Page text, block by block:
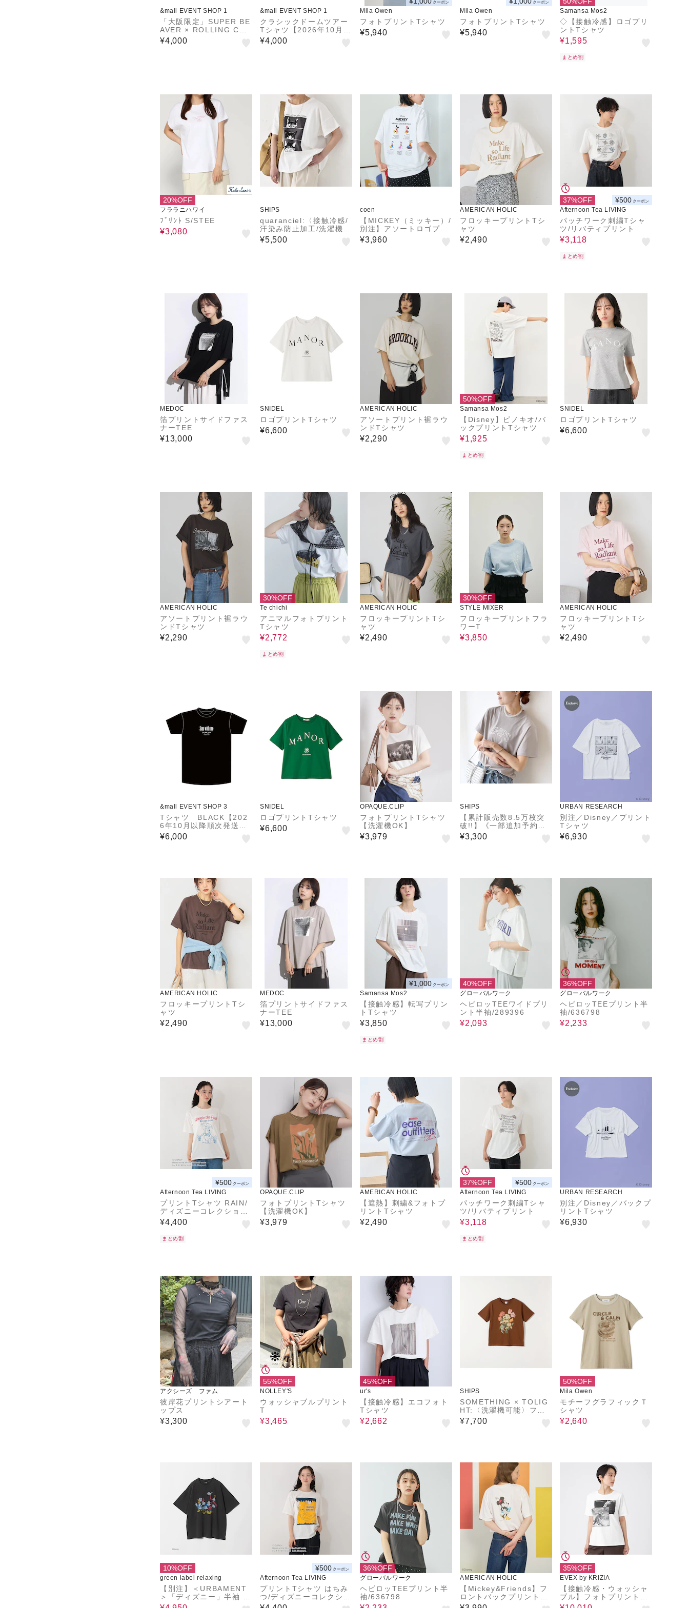
&mall EVENT SHOP 1
「大阪限定」SUPER BE
AVER × ROLLING CRA
DLE Collaboration S.
B.B.B(スーパーベースボ
¥4,000
&mall EVENT SHOP 1
クラシックドームツアー
Tシャツ【2026年10月以
降順次発送予定】
¥4,000
クーポン
Mila Owen
フォトプリントTシャツ
¥5,940
クーポン
Mila Owen
フォトプリントTシャツ
¥5,940
Samansa Mos2
◇【接触冷感】ロゴプリ
ントTシャツ
¥1,595
まとめ割
20%OFF
フララニハワイ
ﾌﾟﾘﾝﾄ S/STEE
¥3,080
SHIPS
quaranciel:〈接触冷感/
汗染み防止加工/洗濯機可
能〉CAT プリント TEE
¥5,500
coen
【MICKEY（ミッキー）/
別注】アソートロゴプリ
ント 半袖ユニTシャツ
（WEB限定サイズあり）
¥3,960
AMERICAN HOLIC
フロッキープリントTシ
ャツ
¥2,490
37%OFF ¥500 クーポン
Afternoon Tea LIVING
パッチワーク刺繍Tシャ
ツ/リバティプリント
¥3,118
まとめ割
MEDOC
箔プリントサイドファス
ナーTEE
¥13,000
SNIDEL
ロゴプリントTシャツ
¥6,600
AMERICAN HOLIC
アソートプリント裾ラウ
ンドTシャツ
¥2,290
50%OFF
Samansa Mos2
【Disney】ピノキオ/バ
ックプリントTシャツ
¥1,925
まとめ割
SNIDEL
ロゴプリントTシャツ
¥6,600
AMERICAN HOLIC
アソートプリント裾ラウ
ンドTシャツ
¥2,290
30%OFF
Te chichi
アニマルフォトプリント
Tシャツ
¥2,772
まとめ割
AMERICAN HOLIC
フロッキープリントTシ
ャツ
¥2,490
30%OFF
STYLE MIXER
フロッキープリントフラ
ワーT
¥3,850
AMERICAN HOLIC
フロッキープリントTシ
ャツ
¥2,490
&mall EVENT SHOP 3
Tシャツ BLACK【202
6年10月以降順次発送予
定】
¥6,000
SNIDEL
ロゴプリントTシャツ
¥6,600
OPAQUE.CLIP
フォトプリントTシャツ
【洗濯機OK】
¥3,979
SHIPS
【累計販売数8.5万枚突
破!!】《一部追加予約》
【WEB限定】 SHIPS ラ
ウンド プリント ロゴ TE
¥3,300
URBAN RESEARCH
別注／Disney／プリント
Tシャツ
¥6,930
AMERICAN HOLIC
フロッキープリントTシ
ャツ
¥2,490
MEDOC
箔プリントサイドファス
ナーTEE
¥13,000
¥1,000 クーポン
Samansa Mos2
【接触冷感】転写プリン
トTシャツ
¥3,850
まとめ割
40%OFF
グローバルワーク
ヘビロッTEEワイドプリ
ント半袖/289396
¥2,093
36%OFF
グローバルワーク
ヘビロッTEEプリント半
袖/636798
¥2,233
¥500 クーポン
Afternoon Tea LIVING
プリントTシャツ RAIN/
ディズニーコレクショ
ン・Winnie the Pooh
¥4,400
まとめ割
OPAQUE.CLIP
フォトプリントTシャツ
【洗濯機OK】
¥3,979
AMERICAN HOLIC
【遮熱】刺繍&フォトプ
リントTシャツ
¥2,490
37%OFF ¥500 クーポン
Afternoon Tea LIVING
パッチワーク刺繍Tシャ
ツ/リバティプリント
¥3,118
まとめ割
URBAN RESEARCH
別注／Disney／バックプ
リントTシャツ
¥6,930
アクシーズ ファム
彼岸花プリントシアート
ップス
¥3,300
55%OFF
NOLLEY'S
ウォッシャブルプリント
T
¥3,465
45%OFF
ur's
【接触冷感】エコフォト
Tシャツ
¥2,662
SHIPS
SOMETHING × TOLIG
HT:〈洗濯機可能〉フラ
ワー イラスト プリント
Tシャツ
¥7,700
50%OFF
Mila Owen
モチーフグラフィックＴ
シャツ
¥2,640
10%OFF
green label relaxing
【別注】＜URBAMENT
＞「ディズニー」半袖 T
シャツ
¥500 クーポン
Afternoon Tea LIVING
プリントTシャツ はちみ
つ/ディズニーコレクショ
ン・Winnie the Pooh
36%OFF
グローバルワーク
ヘビロッTEEプリント半
袖/636798
AMERICAN HOLIC
【Mickey&Friends】フ
ロントバックプリントT
シャツ
35%OFF
EVEX by KRIZIA
【接触冷感・ウォッシャ
ブル】フォトプリントカ
ットソー